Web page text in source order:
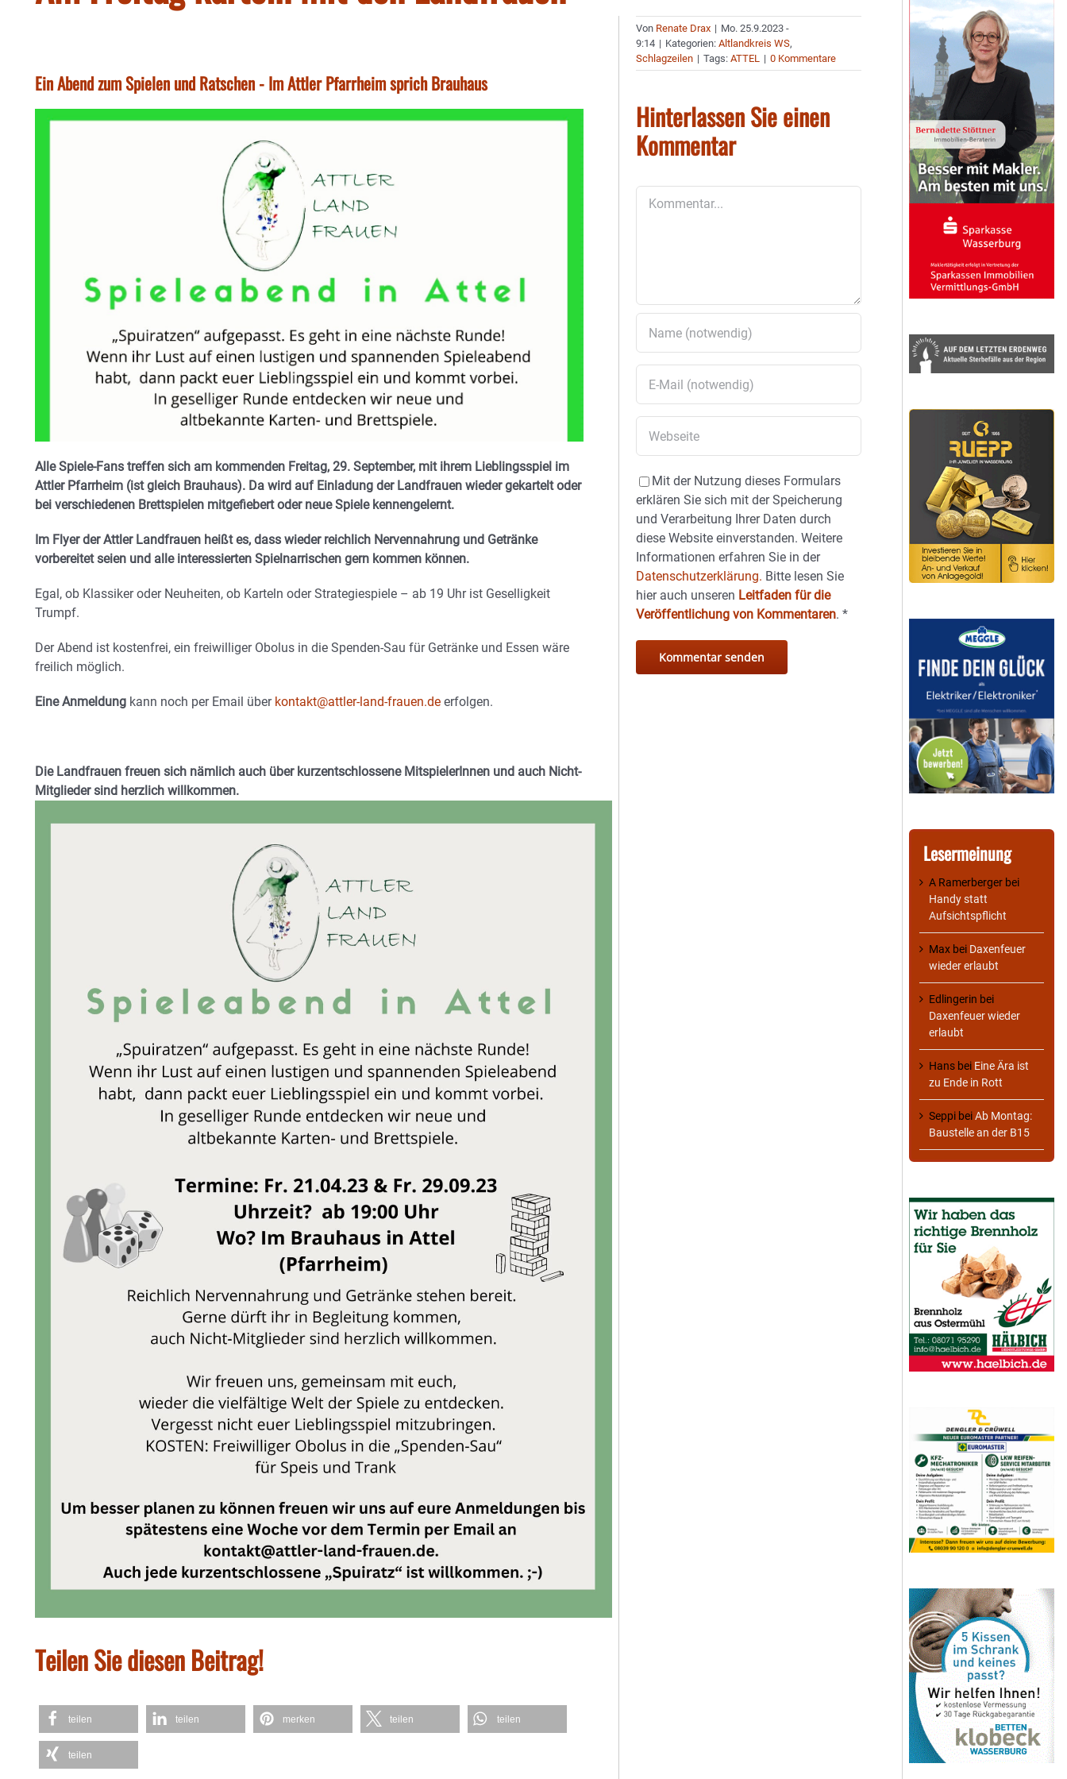
Ein Abend zum Spielen und Ratschen - Im Attler Pfarrheim sprich Brauhaus
Alle Spiele-Fans treffen sich am kommenden Freitag, 29. September, mit ihrem Lieblingsspiel im
Attler Pfarrheim (ist gleich Brauhaus). Da wird auf Einladung der Landfrauen wieder gekartelt oder
bei verschiedenen Brettspielen mitgefiebert oder neue Spiele kennengelernt.
Im Flyer der Attler Landfrauen heißt es, dass wieder reichlich Nervennahrung und Getränke
vorbereitet seien und alle interessierten Spielnarrischen gern kommen können.
Egal, ob Klassiker oder Neuheiten, ob Karteln oder Strategiespiele – ab 19 Uhr ist Geselligkeit
Trumpf.
Der Abend ist kostenfrei, ein freiwilliger Obolus in die Spenden-Sau für Getränke und Essen wäre
freilich möglich.
Eine Anmeldung kann noch per Email über kontakt@attler-land-frauen.de erfolgen.
Die Landfrauen freuen sich nämlich auch über kurzentschlossene MitspielerInnen und auch Nicht-
Mitglieder sind herzlich willkommen.
Teilen Sie diesen Beitrag!
teilen teilen merken teilen teilen
teilen
Von Renate Drax | Mo. 25.9.2023 -
9:14 | Kategorien:Altlandkreis WS,
Schlagzeilen | Tags:ATTEL | 0 Kommentare
Hinterlassen Sie einen
Kommentar
Mit der Nutzung dieses Formulars
erklären Sie sich mit der Speicherung
und Verarbeitung Ihrer Daten durch
diese Website einverstanden. Weitere
Informationen erfahren Sie in der
Datenschutzerklärung. Bitte lesen Sie
hier auch unseren Leitfaden für die
Veröffentlichung von Kommentaren.*
Lesermeinung
A Ramerberger bei
Handy statt
Aufsichtspflicht
Max bei Daxenfeuer
wieder erlaubt
Edlingerin bei
Daxenfeuer wieder
erlaubt
Hans bei Eine Ära ist
zu Ende in Rott
Seppi beiAb Montag:
Baustelle an der B15